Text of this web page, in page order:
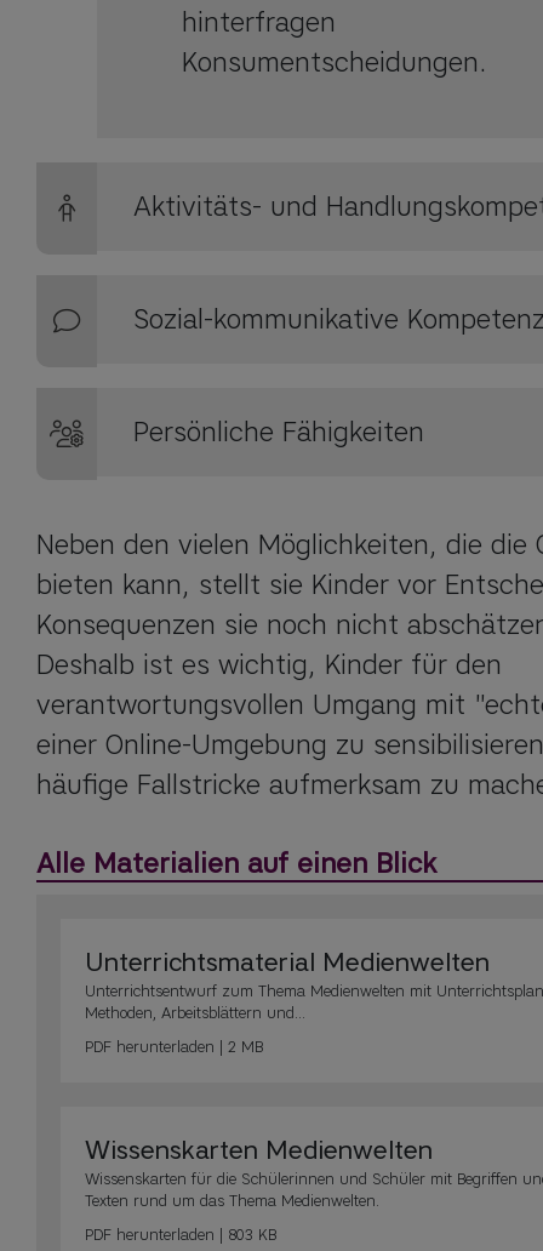
hinterfragen
Konsumentscheidungen.
Aktivitäts- und
Sozial-kommunikative
Persönliche Fähigkeiten
Neben den vielen Möglichkeiten, die die
bieten kann, stellt sie Kinder vor
Konsequenzen sie noch nicht
Deshalb ist es wichtig, Kinder für den
verantwortungsvollen Umgang mit
einer Online-Umgebung zu
häufige Fallstricke aufmerksam zu
Alle Materialien auf einen Blick
Unterrichtsmaterial Medienwelten
Unterrichtsentwurf zum Thema Medienwelten mit
Methoden, Arbeitsblättern und...
PDF herunterladen | 2 MB
Wissenskarten Medienwelten
Wissenskarten für die Schülerinnen und Schüler mit Begriffen
Texten rund um das Thema Medienwelten.
PDF herunterladen | 803 KB